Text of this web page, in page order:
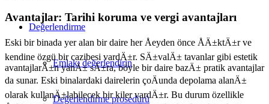
Değerlendirme
Emlakı değerlendirin
Değerlendirme prosedürü
Avantajlar: Tarihi koruma ve vergi avantajları
Eski bir binada yer alan bir daire her Åeyden önce ÅÄ±ktÄ±r ve
kendine özgü bir cazibesi vardÄ±r. SÄ±valÄ± tavanlar gibi estetik
avantajlarÄ±n yanÄ± sÄ±ra, böyle bir daire bazÄ± pratik avantajlar
da sunar. Eski binalardaki dairelerin çoÄunda depolama alanÄ±
olarak kullanÄ±labilecek bir kiler vardÄ±r. Bu durum özellikle